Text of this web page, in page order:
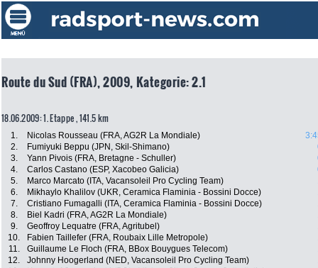
Route du Sud (FRA), 2009, Kategorie: 2.1
18.06.2009: 1. Etappe , 141.5 km
1. Nicolas Rousseau (FRA, AG2R La Mondiale)
2.
Fumiyuki Beppu (JPN, Skil-Shimano)
3.
Yann Pivois (FRA, Bretagne - Schuller)
4.
Carlos Castano (ESP, Xacobeo Galicia)
5.
Marco Marcato (ITA, Vacansoleil Pro Cycling Team)
6.
Mikhaylo Khalilov (UKR, Ceramica Flaminia - Bossini Docce)
7.
Cristiano Fumagalli (ITA, Ceramica Flaminia - Bossini Docce)
8.
Biel Kadri (FRA, AG2R La Mondiale)
9.
Geoffroy Lequatre (FRA, Agritubel)
10.
Fabien Taillefer (FRA, Roubaix Lille Metropole)
11.
Guillaume Le Floch (FRA, BBox Bouygues Telecom)
12.
Johnny Hoogerland (NED, Vacansoleil Pro Cycling Team)